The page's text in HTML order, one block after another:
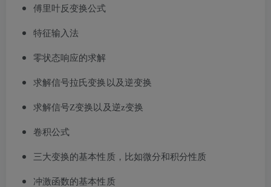
傅里叶反变换公式
特征输入法
零状态响应的求解
求解信号拉氏变换以及逆变换
求解信号Z变换以及逆z变换
卷积公式
三大变换的基本性质，比如微分和积分性质
冲激函数的基本性质